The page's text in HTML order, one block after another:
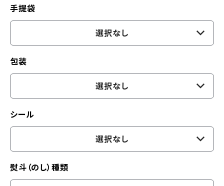
手提袋
選択なし
包装
選択なし
シール
選択なし
熨斗（のし）種類